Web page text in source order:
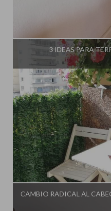
3 IDEAS PARA
Influencer:El
CAMBIO RADICAL AL